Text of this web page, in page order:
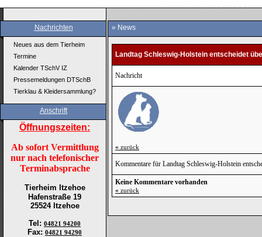
Nachrichten
Neues aus dem Tierheim
Termine
Kalender TSchV IZ
Pressemeldungen DTSchB
Tierklau & Kleidersammlung?
Anschrift
Öffnungszeiten:
Ab sofort Vermittlung
nur nach telefonischer
Terminabsprache
Tierheim Itzehoe
Hafenstraße 19
25524 Itzehoe
Tel : 04821 94200
Fax: 04821 94290
» News
Landtag Schleswig-Holstein entscheidet
Nachricht
« zurück
Kommentare für Landtag Schleswig-Holstein
Keine Kommentare vorhanden
« zurück